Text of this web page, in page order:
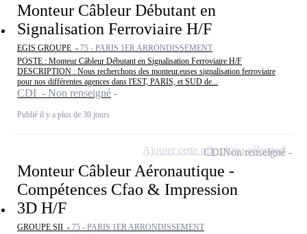
Monteur Câbleur Débutant en
Signalisation Ferroviaire H/F
EGIS GROUPE - 75 - PARIS 1ER ARRONDISSEMENT
POSTE : Monteur Câbleur Débutant en Signalisation Ferroviaire H/F
DESCRIPTION : Nous recherchons des monteur.euses signalisation ferroviaire
pour nos différentes agences dans l'EST, PARIS, et SUD de...
CDI - Non renseigné
Publié il y a plus de 30 jours
Monteur Câbleur Aéronautique -
Compétences Cfao & Impression
3D H/F
GROUPE SII - 75 - PARIS 1ER ARRONDISSEMENT
CDINon renseigné
Ajouter cette offre à ma sélection